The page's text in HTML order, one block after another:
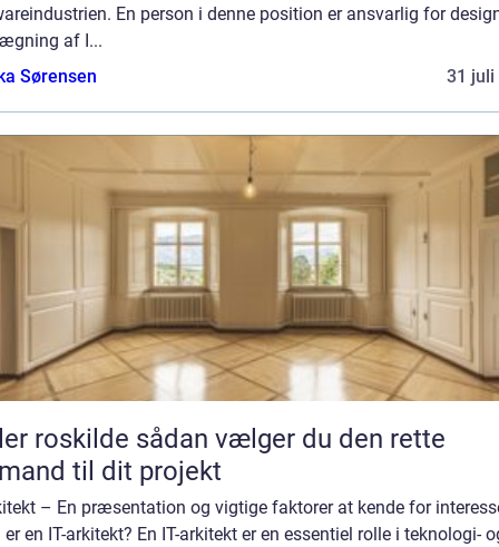
En person i denne position er ansvarlig for
af I...
Sørensen
31 juli
sådan vælger du den rette
til dit projekt
– En præsentation og vigtige faktorer at kende for
er en IT-arkitekt? En IT-arkitekt er en essentiel rolle i teknologi-